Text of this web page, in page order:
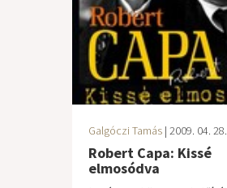
Galgóczi Tamás | 2009. 04. 28.
Robert Capa: Kissé
elmosódva